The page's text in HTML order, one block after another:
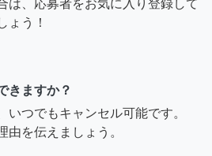
は、応募者をお気に入り登録して
ょう！
きますか？
いつでもキャンセル可能です。
由を伝えましょう。